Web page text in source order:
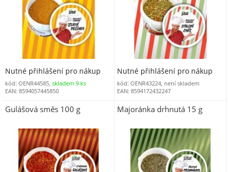
Nutné přihlášení pro nákup
kód: OENR44585, skladem 9 ks
EAN: 8594057445850
Nutné přihlášení pro nákup
kód: OENR43224, není skladem
EAN: 8594172432247
Gulášová směs 100 g Majoránka drhnutá 15 g